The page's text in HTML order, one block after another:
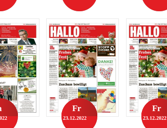
Fr
23.12.2022
Fr
23.12.2022